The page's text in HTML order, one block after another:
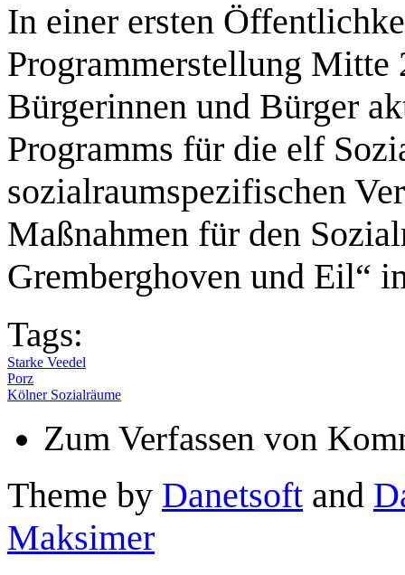
In einer ersten
Programmerstellung Mitte
Bürgerinnen und Bürger
Programms für die elf
sozialraumspezifischen
Maßnahmen für den
Gremberghoven und Eil“
Tags:
Starke Veedel
Porz
Kölner Sozialräume
Zum Verfassen von
Theme by Danetsoft and
Maksimer